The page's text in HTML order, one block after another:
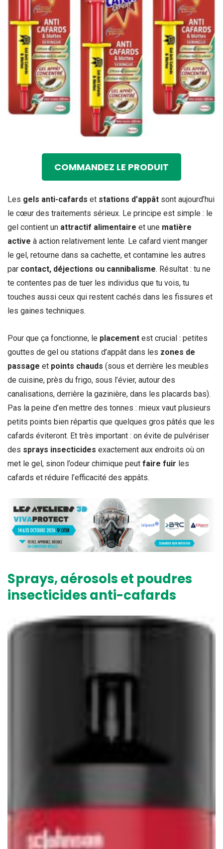
COMMANDEZ LE PRODUIT
Les gels anti-cafards et stations d’appât sont aujourd’hui
le cœur des traitements sérieux. Le principe est simple : le
gel contient un attractif alimentaire et une matière
active à action relativement lente. Le cafard vient manger
le gel, retourne dans sa cachette, et contamine les autres
par contact, déjections ou cannibalisme. Résultat : tu ne
te contentes pas de tuer les individus que tu vois, tu
touches aussi ceux qui restent cachés dans les fissures et
les gaines techniques.
Pour que ça fonctionne, le placement est crucial : petites
gouttes de gel ou stations d’appât dans les zones de
passage et points chauds (sous et derrière les meubles
de cuisine, près du frigo, sous l’évier, autour des
canalisations, derrière la gazinière, dans les placards bas).
Pas la peine d’en mettre des tonnes : mieux vaut plusieurs
petits points bien répartis que quelques gros pâtés que les
cafards éviteront. Et très important : on évite de pulvériser
des sprays insecticides exactement aux endroits où on
met le gel, sinon l’odeur chimique peut faire fuir les
cafards et réduire l’efficacité des appâts.
Sprays, aérosols et poudres
insecticides anti-cafards